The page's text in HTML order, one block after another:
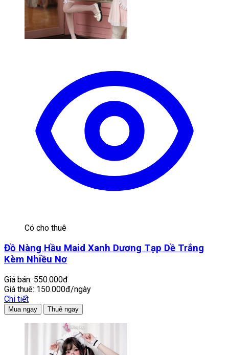
Có cho thuê
Đồ Nàng Hầu Maid Xanh Dương Tạp Dề Trắng
Kèm Nhiều Nơ
Giá bán: 550.000đ
Giá thuê: 150.000đ/ngày
Chi tiết
Mua ngay Thuê ngay